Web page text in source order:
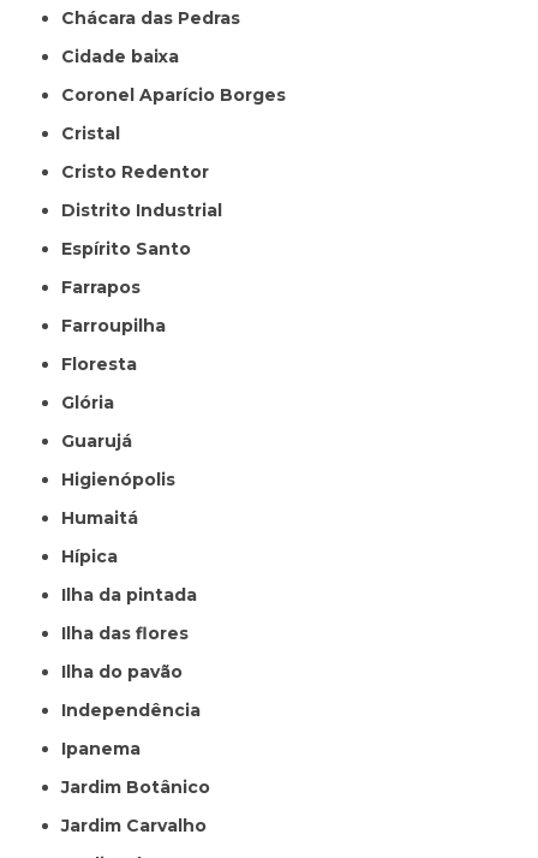
Chácara das Pedras
Cidade baixa
Coronel Aparício Borges
Cristal
Cristo Redentor
Distrito Industrial
Espírito Santo
Farrapos
Farroupilha
Floresta
Glória
Guarujá
Higienópolis
Humaitá
Hípica
Ilha da pintada
Ilha das flores
Ilha do pavão
Independência
Ipanema
Jardim Botânico
Jardim Carvalho